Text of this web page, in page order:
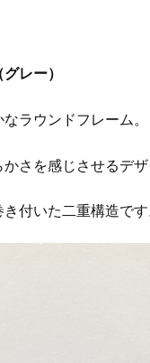
レー）
ラウンドフレーム。
さを感じさせるデザ
付いた二重構造です